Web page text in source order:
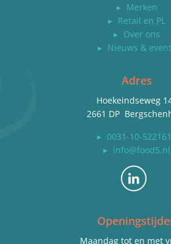
▸ Merken
▸ Retail en PL
▸ Over ons
▸ Nieuws &
Adres
Hoekeindseweg
2661 DP
▸ 0031-10-
▸ info@food5.nl
Bekijk ons op LinkedIn
Maandag tot en met